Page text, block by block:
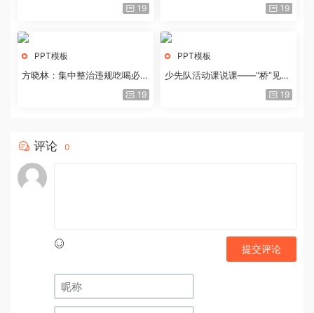
19 19
PPT模板
方晓林：集中整治违规吃喝必须
19
PPT模板
少先队活动课说课——“桥”见中
19
评论 0
提交评论